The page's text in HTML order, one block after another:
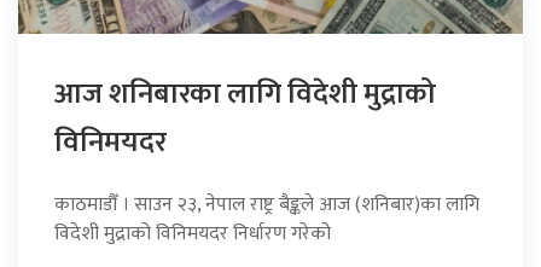
आज शनिबारका लागि विदेशी मुद्राको
विनिमयदर
काठमाडौँ । साउन २३, नेपाल राष्ट्र बैङ्कले आज (शनिबार)का लागि
विदेशी मुद्राको विनिमयदर निर्धारण गरेको